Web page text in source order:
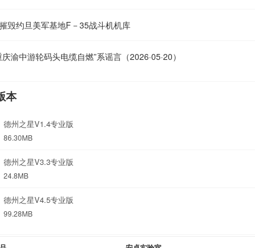
毁约旦美军基地F－35战斗机机库
渝中游轮码头电缆自燃”系谣言（2026·05·20）
本
德州之星V1.4专业版
86.30MB
德州之星V3.3专业版
24.8MB
德州之星V4.5专业版
99.28MB